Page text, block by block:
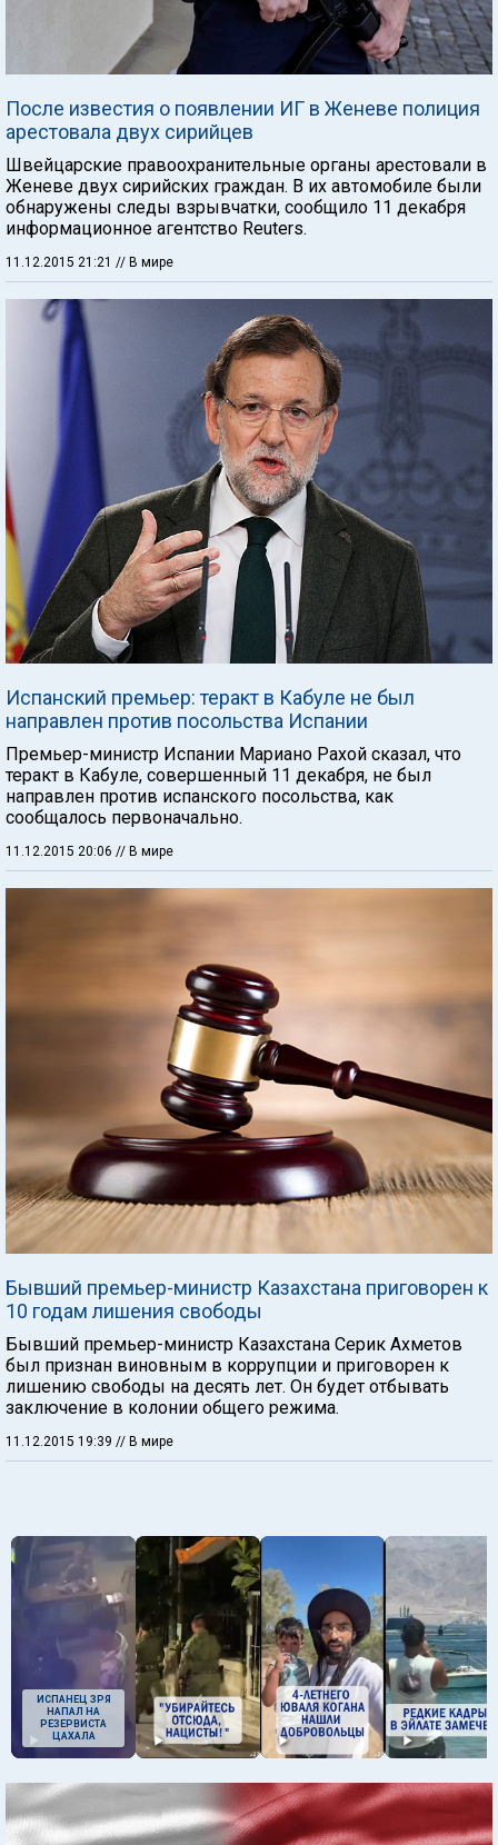
После известия о появлении ИГ в Женеве полиция
арестовала двух сирийцев
Швейцарские правоохранительные органы арестовали в
Женеве двух сирийских граждан. В их автомобиле были
обнаружены следы взрывчатки, сообщило 11 декабря
информационное агентство Reuters.
11.12.2015 21:21 // В мире
Испанский премьер: теракт в Кабуле не был
направлен против посольства Испании
Премьер-министр Испании Мариано Рахой сказал, что
теракт в Кабуле, совершенный 11 декабря, не был
направлен против испанского посольства, как
сообщалось первоначально.
11.12.2015 20:06 // В мире
Бывший премьер-министр Казахстана приговорен к
10 годам лишения свободы
Бывший премьер-министр Казахстана Серик Ахметов
был признан виновным в коррупции и приговорен к
лишению свободы на десять лет. Он будет отбывать
заключение в колонии общего режима.
11.12.2015 19:39 // В мире
ИСПАНЕЦ ЗРЯ
НАПАЛ НА
РЕЗЕРВИСТА
ЦАХАЛА